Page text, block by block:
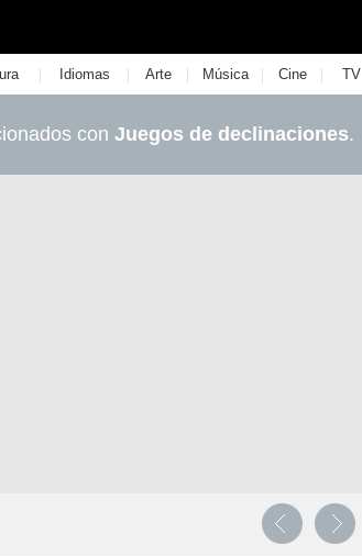
| Idiomas | Arte | Música | Cine | TV
con Juegos de declinaciones.